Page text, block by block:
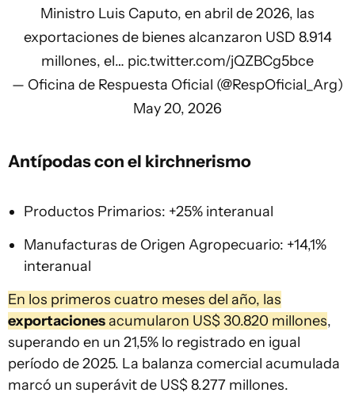
Ministro Luis Caputo, en abril de 2026, las
exportaciones de bienes alcanzaron USD 8.914
millones, el… pic.twitter.com/jQZBCg5bce
— Oficina de Respuesta Oficial (@RespOficial_Arg)
May 20, 2026
Antípodas con el kirchnerismo
Productos Primarios: +25% interanual
Manufacturas de Origen Agropecuario: +14,1%
interanual
En los primeros cuatro meses del año, las
exportacionesacumularon US$ 30.820 millones,
superando en un 21,5% lo registrado en igual
período de 2025. La balanza comercial acumulada
marcó un superávit de US$ 8.277 millones.